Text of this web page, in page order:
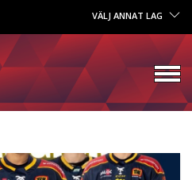
VÄLJ ANNAT LAG